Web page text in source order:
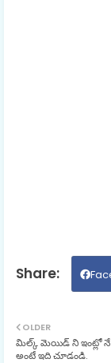
OLDER
మిల్క్ మెయిడ్ ని ఇంట్లో నే
అంటే ఇది చూడండి.